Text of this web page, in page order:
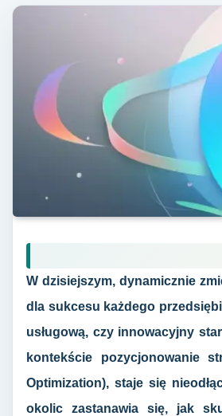
W dzisiejszym, dynamicznie
dla sukcesu każdego
usługową, czy innowacyjny
kontekście pozycjonowanie
Optimization), staje się
okolic zastanawia się, jak